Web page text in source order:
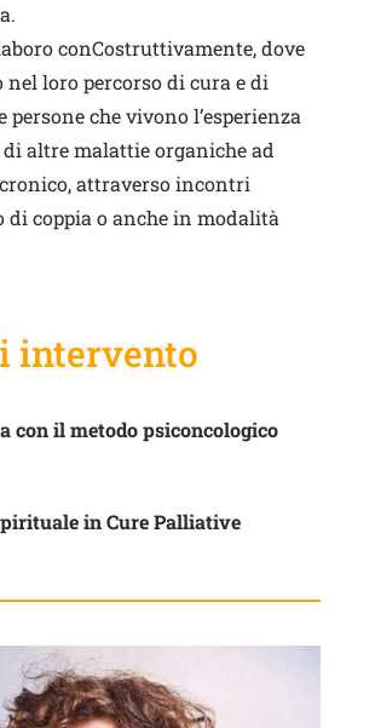
conCostruttivamente, dove
nel loro percorso di cura e di
persone che vivono l’esperienza
altre malattie organiche ad
attraverso incontri
coppia o anche in modalità
intervento
con il metodo psiconcologico
in Cure Palliative